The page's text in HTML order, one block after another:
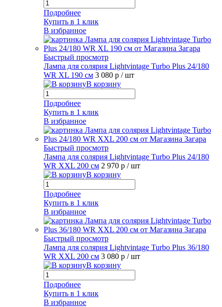
Подробнее
Купить в 1 клик
В избранное
Быстрый просмотр
Лампа для солярия Lightvintage Turbo Plus 24/180
WR XL 190 см 3 080 р / шт
В корзину
Подробнее
Купить в 1 клик
В избранное
Быстрый просмотр
Лампа для солярия Lightvintage Turbo Plus 24/180
WR XXL 200 см 2 970 р / шт
В корзину
Подробнее
Купить в 1 клик
В избранное
Быстрый просмотр
Лампа для солярия Lightvintage Turbo Plus 36/180
WR XXL 200 см 3 080 р / шт
В корзину
Подробнее
Купить в 1 клик
В избранное